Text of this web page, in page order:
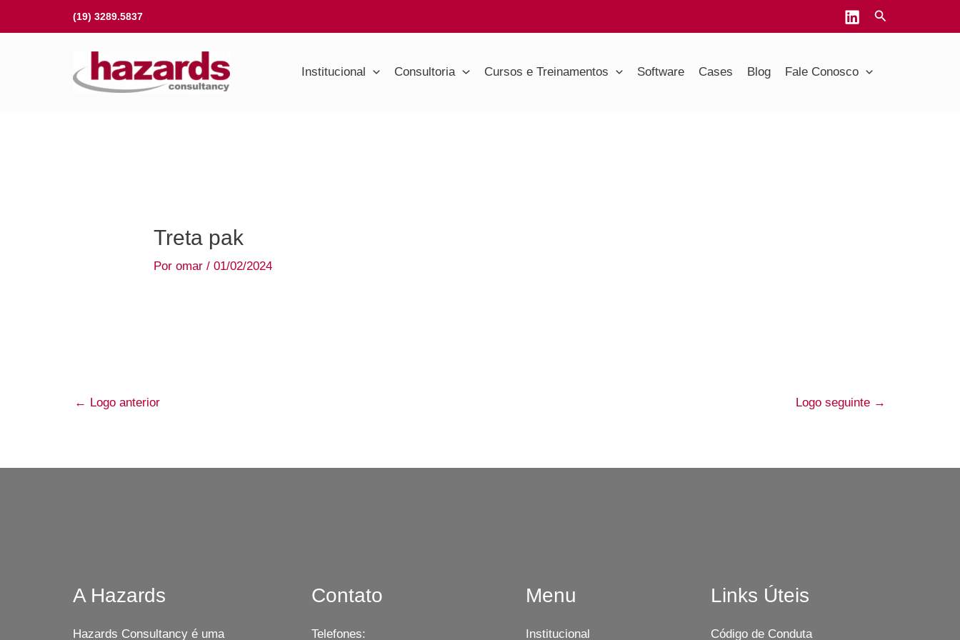
para
(19) 3289.5837
Institucional Consultoria Cursos e Treinamentos Software Cases Blog Fale Conosco
Treta pak
Poromar/01/02/2024
← Logo anterior Logo seguinte →
A Hazards
Hazards Consultancy é uma
Contato
Telefones:
Menu
Institucional
Links Úteis
Código de Conduta